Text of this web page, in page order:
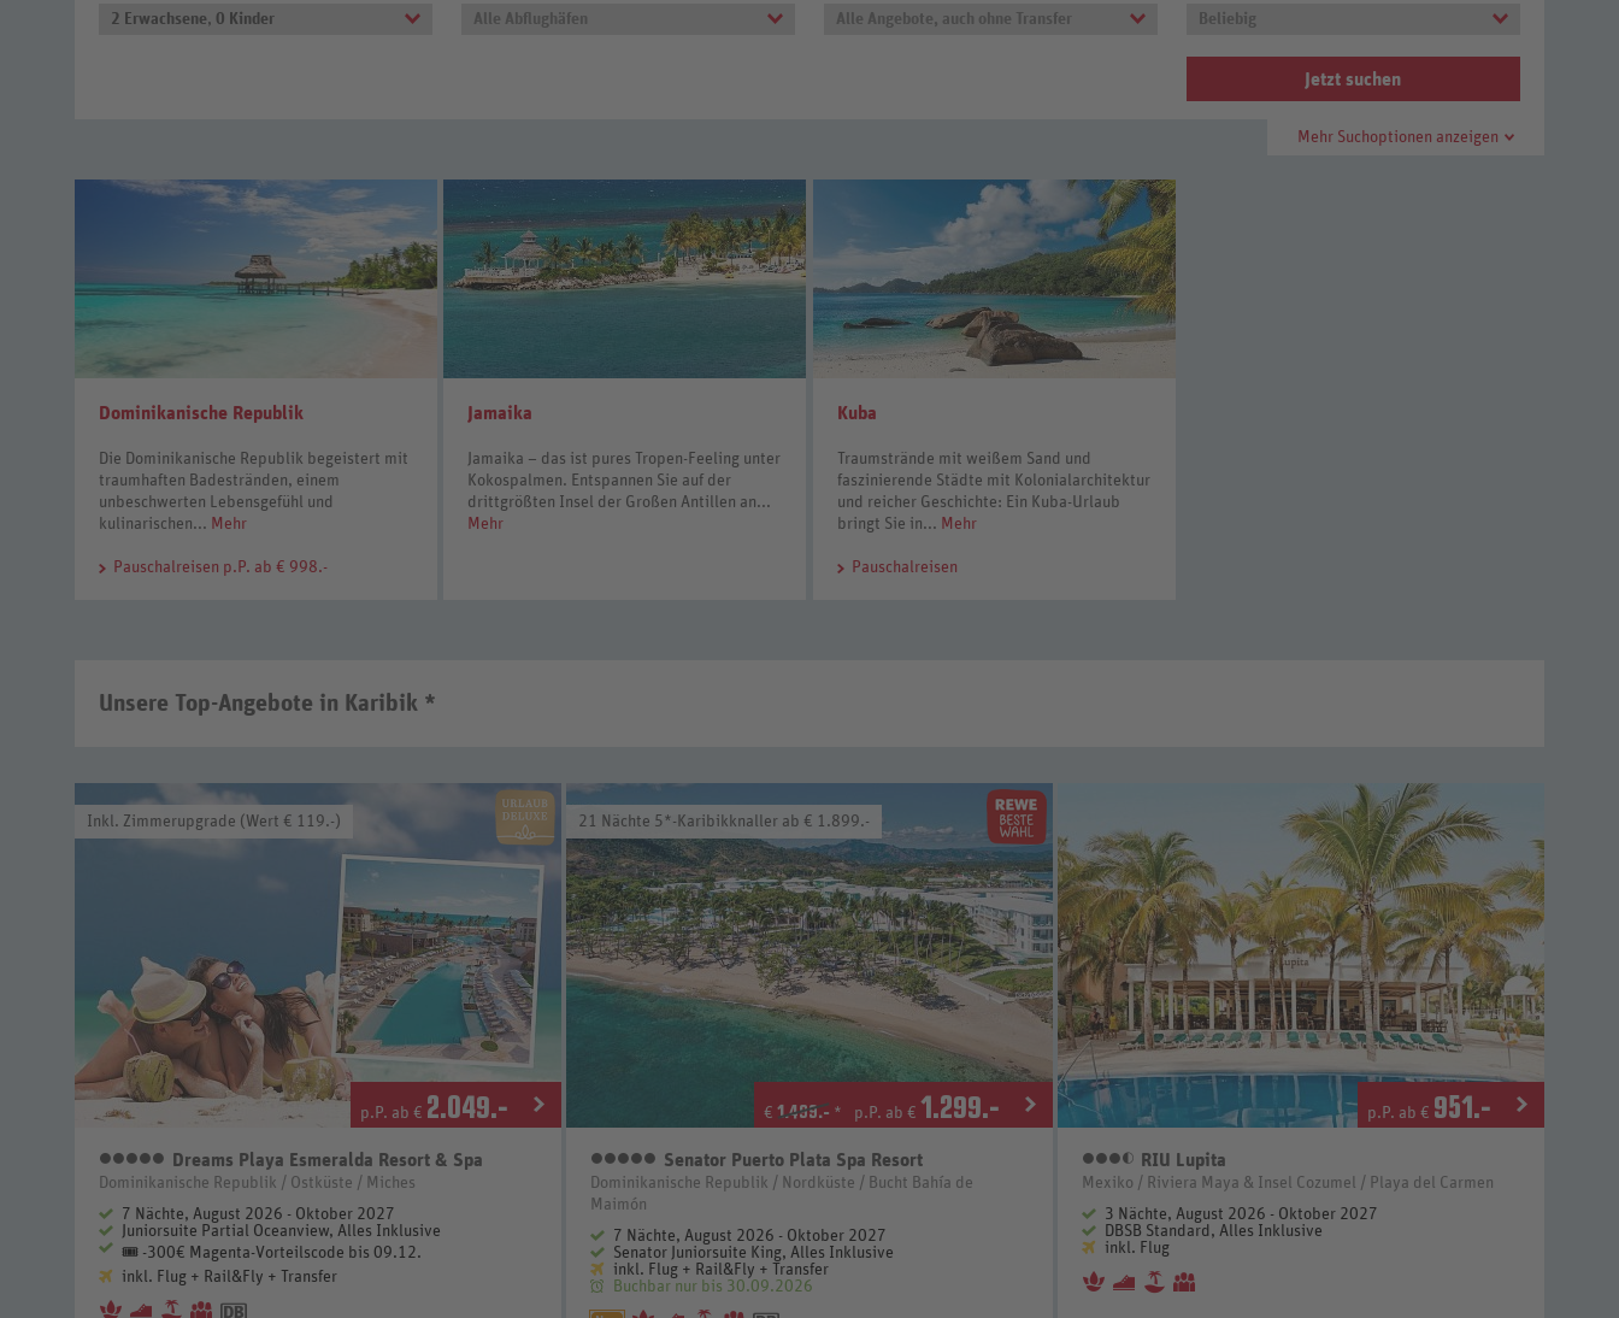
2 Erwachsene, 0 Kinder Alle Abflughäfen Alle Angebote, auch ohne Transfer Beliebig
Jetzt suchen
Mehr Suchoptionen anzeigen
Dominikanische Republik
Die Dominikanische Republik begeistert mit
traumhaften Badestränden, einem
unbeschwerten Lebensgefühl und
kulinarischen... Mehr
Pauschalreisen p.P. ab € 998.-
Jamaika
Jamaika – das ist pures Tropen-Feeling unter
Kokospalmen. Entspannen Sie auf der
drittgrößten Insel der Großen Antillen an...
Mehr
Kuba
Traumstrände mit weißem Sand und
faszinierende Städte mit Kolonialarchitektur
und reicher Geschichte: Ein Kuba-Urlaub
bringt Sie in... Mehr
Pauschalreisen
Unsere Top-Angebote in Karibik *
Inkl. Zimmerupgrade (Wert € 119.-)
p.P. ab € 2.049.-
5 Sterne
Dreams Playa Esmeralda Resort & Spa
Dominikanische Republik / Ostküste / Miches
7 Nächte, August 2026 - Oktober 2027
Juniorsuite Partial Oceanview, Alles Inklusive
🎟️ -300€ Magenta-Vorteilscode bis 09.12.
inkl. Flug + Rail&Fly + Transfer
21 Nächte 5*-Karibikknaller ab € 1.899.-
€ 1.499.- * p.P. ab € 1.299.-
5 Sterne
Senator Puerto Plata Spa Resort
Dominikanische Republik / Nordküste / Bucht Bahía de
Maimón
7 Nächte, August 2026 - Oktober 2027
Senator Juniorsuite King, Alles Inklusive
inkl. Flug + Rail&Fly + Transfer
Buchbar nur bis 30.09.2026
p.P. ab € 951.-
3,5 Sterne
RIU Lupita
Mexiko / Riviera Maya & Insel Cozumel / Playa del Carmen
3 Nächte, August 2026 - Oktober 2027
DBSB Standard, Alles Inklusive
inkl. Flug